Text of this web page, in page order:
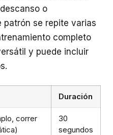
o
patrón se repite varias
completo
y puede incluir
Duración
correr
30
segundos